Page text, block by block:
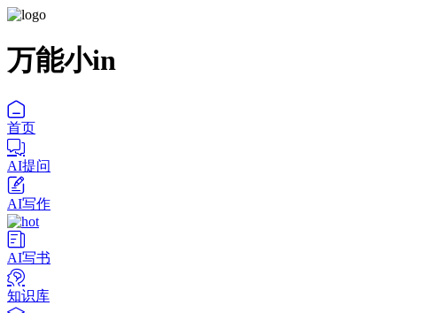
万能小in
首页
AI提问
AI写作
AI写书
知识库